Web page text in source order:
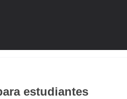
estudiantes